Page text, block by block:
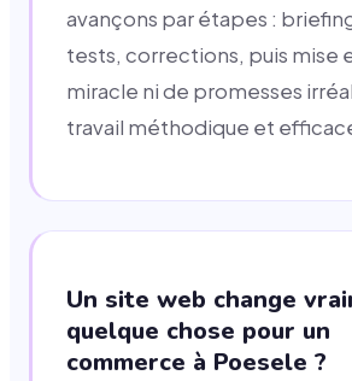
avançons par étapes :
tests, corrections, puis mise
miracle ni de promesses
travail méthodique et
Un site web change
quelque chose pour un
commerce à Poesele ?